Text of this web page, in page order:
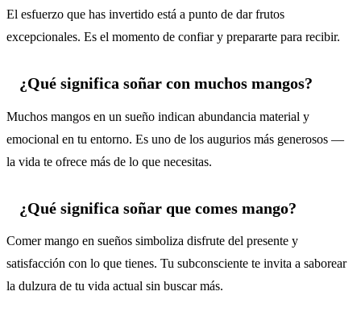
El esfuerzo que has invertido está a punto de dar frutos
excepcionales. Es el momento de confiar y prepararte para recibir.
¿Qué significa soñar con muchos mangos?
Muchos mangos en un sueño indican abundancia material y
emocional en tu entorno. Es uno de los augurios más generosos —
la vida te ofrece más de lo que necesitas.
¿Qué significa soñar que comes mango?
Comer mango en sueños simboliza disfrute del presente y
satisfacción con lo que tienes. Tu subconsciente te invita a saborear
la dulzura de tu vida actual sin buscar más.